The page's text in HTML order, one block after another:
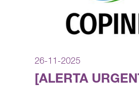
26-11-2025
[ALERTA